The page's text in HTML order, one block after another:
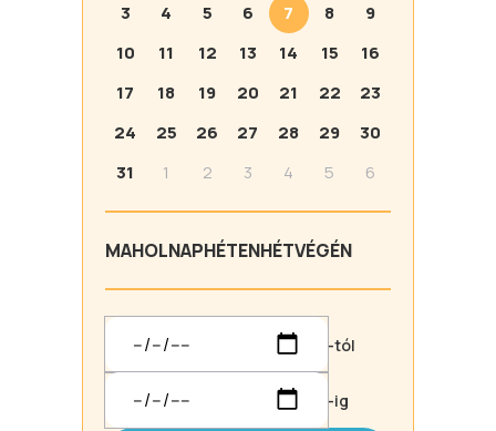
3
4 5 6 7 8
9
10
11 12 13 14 15
16
17
18 19 20 21 22
23
24
25 26 27 28 29
30
31
1 2 3 4 5 6
MAHOLNAPHÉTENHÉTVÉGÉN
-tól
-ig